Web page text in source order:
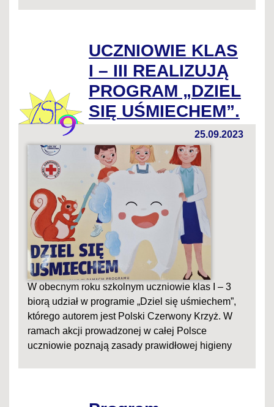
UCZNIOWIE KLAS
I – III REALIZUJĄ
PROGRAM „DZIEL
SIĘ UŚMIECHEM”.
25.09.2023
W obecnym roku szkolnym uczniowie klas I – 3
biorą udział w programie „Dziel się uśmiechem”,
którego autorem jest Polski Czerwony Krzyż. W
ramach akcji prowadzonej w całej Polsce
uczniowie poznają zasady prawidłowej higieny